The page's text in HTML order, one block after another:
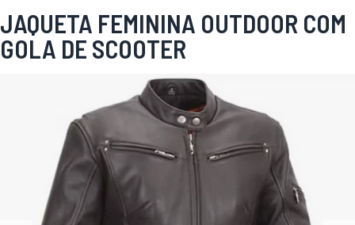
JAQUETA FEMININA OUTDOOR COM
GOLA DE SCOOTER